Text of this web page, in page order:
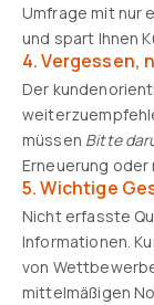
Umfrage mit nur
und spart Ihnen
4. Vergessen,
Der
müssen Bitte
Erneuerung
5. Wichtige
Nicht erfasste
Informationen.
von
mittelmäßigen